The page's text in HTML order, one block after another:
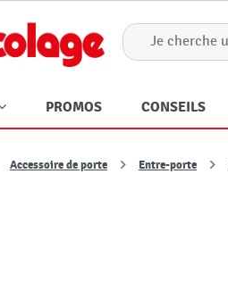
PROMOS CONSEILS
Accessoire de porte Entre-porte